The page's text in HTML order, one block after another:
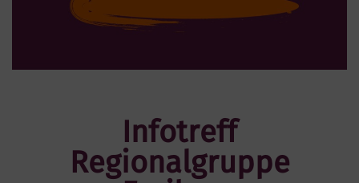
Infotreff
Regionalgruppe